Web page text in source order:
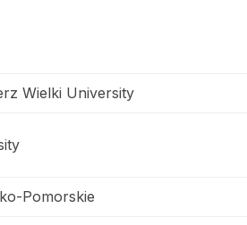
Wielki University
Pomorskie